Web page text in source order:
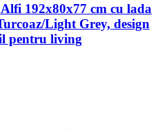
192x80x77 cm cu lada
Light Grey, design
pentru living